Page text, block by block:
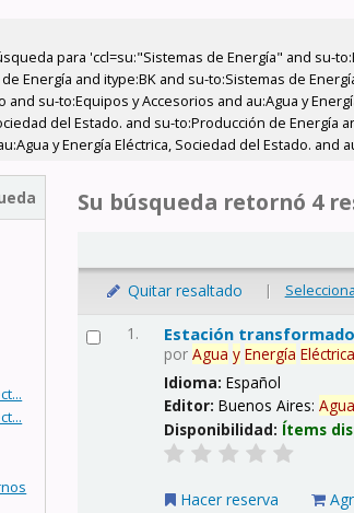
para 'ccl=su:"Sistemas de Energía" and su-
Energía and itype:BK and su-to:Sistemas de
and su-to:Equipos y Accesorios and au:Agua y
del Estado. and su-to:Producción de Energía
y Energía Eléctrica, Sociedad del Estado. and
Su búsqueda retornó 4
Quitar resaltado |
1. Estación
porAgua y Energía
Idioma:Español
Editor:Buenos Aires:Agua
Disponibilidad: Ítems
Hacer reserva